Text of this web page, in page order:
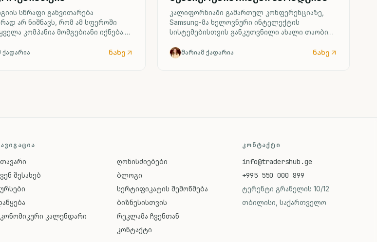
სწრაფი განვითარება
არ ნიშნავს, რომ ამ სფეროში
კომპანია მომგებიანი იქნება.
ასახელებს.
ქადარია ნახე
კალიფორნიაში გამართულ კონფერენციაზე,
Samsung-მა ხელოვნური ინტელექტის
სისტემებისთვის განკუთვნილი ახალი თაობის
ტიპის პროტოტიპი 400-ზე მეტი ფენისგან
შედგება და წინა მოდელთან შედარებით
მარიამ ქადარია ნახე
შესახებ
კალენდარი
ღონისძიებები
ბლოგი
სერტიფიკატის შემოწმება
ბიზნესისთვის
რეკლამა ჩვენთან
კონტაქტი
ᲙᲝᲜᲢᲐᲥᲢᲘ
info@tradershub.ge
+995 550 000 899
ტერენტი გრანელის 10/12
თბილისი, საქართველო